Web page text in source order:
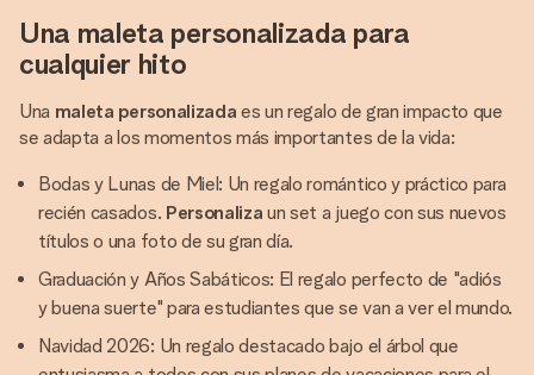
Una maleta personalizada para
cualquier hito
Una maleta personalizada es un regalo de gran impacto que
se adapta a los momentos más importantes de la vida:
Bodas y Lunas de Miel: Un regalo romántico y práctico para
recién casados. Personaliza un set a juego con sus nuevos
títulos o una foto de su gran día.
Graduación y Años Sabáticos: El regalo perfecto de "adiós
y buena suerte" para estudiantes que se van a ver el mundo.
Navidad 2026: Un regalo destacado bajo el árbol que